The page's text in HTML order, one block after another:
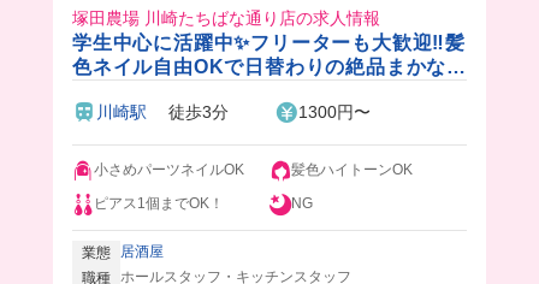
塚田農場 川崎たちばな通り店の求人情報
学生中心に活躍中✨フリーターも大歓迎‼️髪
色ネイル自由OKで日替わりの絶品まかない
川崎駅 徒歩3分 1300円〜
小さめパーツネイルOK
髪色ハイトーンOK
ピアス1個までOK！
NG
業態
居酒屋
職種
ホールスタッフ・キッチンスタッフ